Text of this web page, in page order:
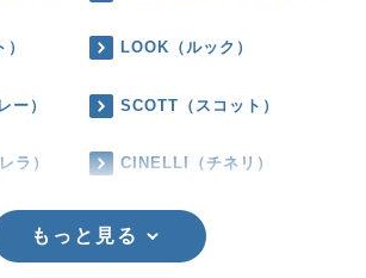
LOOK（ルック）
ー） SCOTT（スコット）
ラ） CINELLI（チネリ）
もっと見る